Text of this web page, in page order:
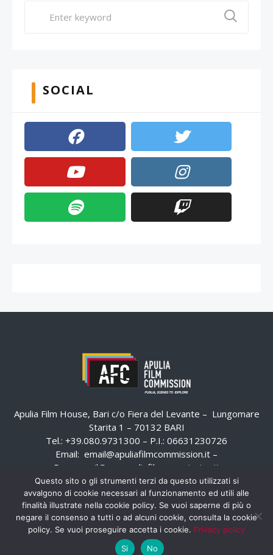
SOCIAL
Apulia Film House, Bari c/o Fiera del Levante – Lungomare
Starita 1 – 70132 BARI
Tel.: +39.080.9731300 – P.I.: 06631230726
Email: email@apuliafilmcommission.it –
Pec:
email@pec.apuliafilmcommission.it
Questo sito o gli strumenti terzi da questo utilizzati si
avvalgono di cookie necessari al funzionamento ed utili alle
finalità illustrate nella cookie policy. Se vuoi saperne di più o
negare il consenso a tutti o ad alcuni cookie, consulta la cookie
policy. Se vuoi proseguire accetta i cookie. Privacy policy
Si
No